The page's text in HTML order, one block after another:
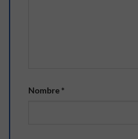
Nombre *